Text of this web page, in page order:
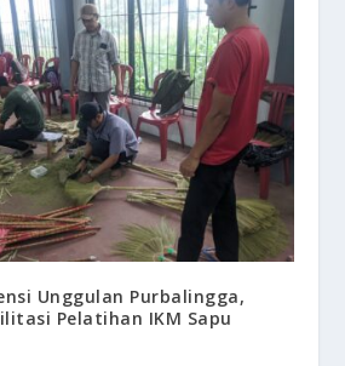
Unggulan Purbalingga,
Pelatihan IKM Sapu